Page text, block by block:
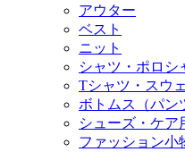
アウター
ベスト
ニット
シャツ・ポロシ
Tシャツ・スウ
ボトムス（パン
シューズ・ケア
ファッション小